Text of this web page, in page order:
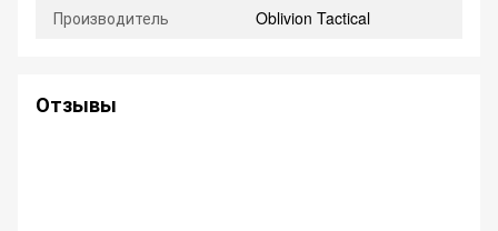
Производитель
Oblivion Tactical
Отзывы